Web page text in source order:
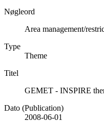
Nøgleord
Area management/
Type
Theme
Titel
GEMET - INSPIRE
Dato (Publication)
2008-06-01